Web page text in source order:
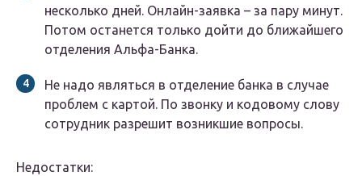
несколько дней. Онлайн-заявка – за пару минут.
Потом останется только дойти до ближайшего
отделения Альфа-Банка.
Не надо являться в отделение банка в случае
проблем с картой. По звонку и кодовому слову
сотрудник разрешит возникшие вопросы.
Недостатки: